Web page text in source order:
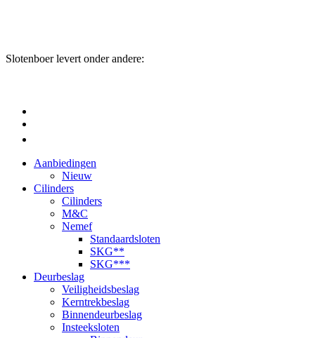
Slotenboer levert onder andere:
Aanbiedingen
Nieuw
Cilinders
Cilinders
M&C
Nemef
Standaardsloten
SKG**
SKG***
Deurbeslag
Veiligheidsbeslag
Kerntrekbeslag
Binnendeurbeslag
Insteeksloten